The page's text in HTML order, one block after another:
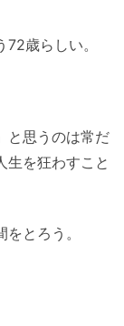
歳らしい。
と思うのは常だ
生を狂わすこと
とろう。